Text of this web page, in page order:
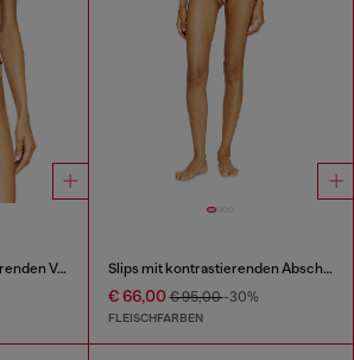
Bügel-BH mit kontrastierenden Verzierungen Slips mit kontrastierenden Abschlüssen
€ 66,00€ 95,00-30%
FLEISCHFARBEN